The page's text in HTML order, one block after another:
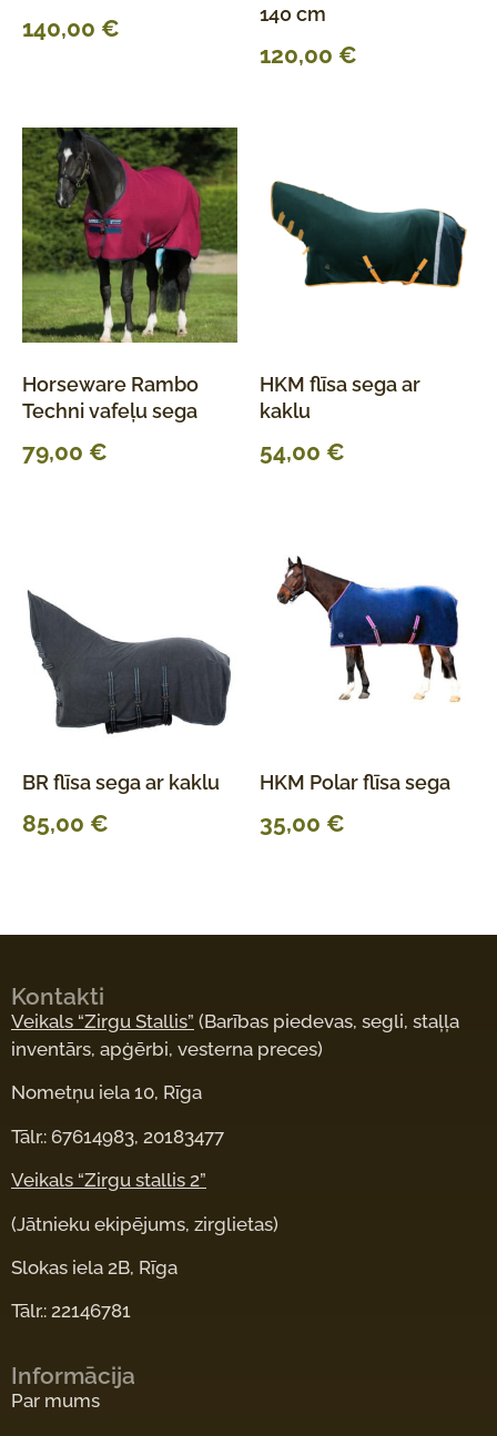
140,00 €
140 cm
120,00 €
Horseware Rambo
Techni vafeļu sega
79,00 €
HKM flīsa sega ar
kaklu
54,00 €
BR flīsa sega ar kaklu
85,00 €
HKM Polar flīsa sega
35,00 €
Kontakti
Veikals “Zirgu Stallis” (Barības piedevas, segli, staļļa
inventārs, apģērbi, vesterna preces)
Nometņu iela 10, Rīga
Tālr.: 67614983, 20183477
Veikals “Zirgu stallis 2”
(Jātnieku ekipējums, zirglietas)
Slokas iela 2B, Rīga
Tālr.: 22146781
Informācija
Par mums